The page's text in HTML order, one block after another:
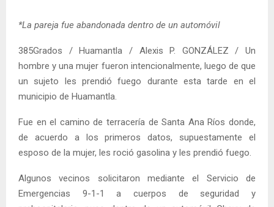
*La pareja fue abandonada dentro de un automóvil
385Grados / Huamantla / Alexis P. GONZÁLEZ / Un
hombre y una mujer fueron intencionalmente, luego de que
un sujeto les prendió fuego durante esta tarde en el
municipio de Huamantla.
Fue en el camino de terracería de Santa Ana Ríos donde,
de acuerdo a los primeros datos, supuestamente el
esposo de la mujer, les roció gasolina y les prendió fuego.
Algunos vecinos solicitaron mediante el Servicio de
Emergencias 9-1-1 a cuerpos de seguridad y